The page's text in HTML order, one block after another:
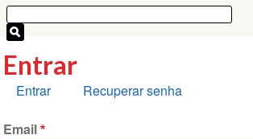
Entrar
Abas
Entrar Recuperar senha
Email